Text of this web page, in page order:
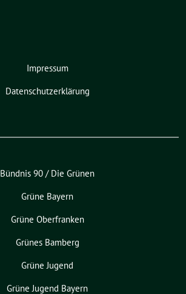
Impressum
Datenschutzerklärung
Bündnis 90 / Die Grünen
Grüne Bayern
Grüne Oberfranken
Grünes Bamberg
Grüne Jugend
Grüne Jugend Bayern